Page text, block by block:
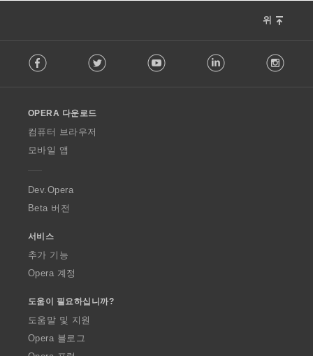
위
o
w
O
p
a
Facebook Twitter Youtube LinkedIn
OPERA 다운로드
컴퓨터 브라우저
모바일 앱
Dev.Opera
Beta 버전
서비스
추가 기능
Opera 계정
도움이 필요하십니까?
도움말 및 지원
Opera 블로그